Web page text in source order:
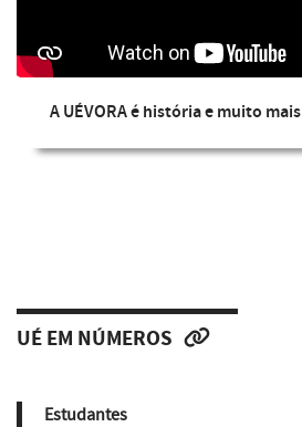
A UÉVORA é história e muito mais
UÉ EM NÚMEROS
Estudantes